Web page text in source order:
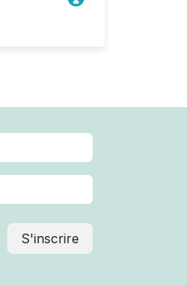
S'inscrire